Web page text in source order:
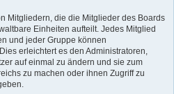
Mitgliedern, die die Mitglieder des Boards
Einheiten aufteilt. Jedes Mitglied
und jeder Gruppe können
erleichtert es den Administratoren,
auf einmal zu ändern und sie zum
zu machen oder ihnen Zugriff zu